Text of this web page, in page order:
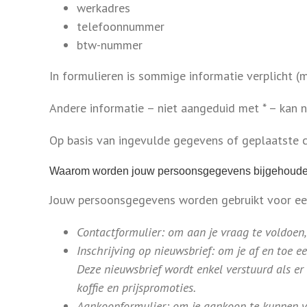
werkadres
telefoonnummer
btw-nummer
In formulieren is sommige informatie verplicht
Andere informatie – niet aangeduid met * – kan
Op basis van ingevulde gegevens of geplaatste
Waarom worden jouw persoonsgegevens
Jouw persoonsgegevens worden gebruikt voor
Contactformulier: om aan je vraag te
Inschrijving op nieuwsbrief: om je af en toe
Deze nieuwsbrief wordt enkel verstuurd als
koffie en prijspromoties.